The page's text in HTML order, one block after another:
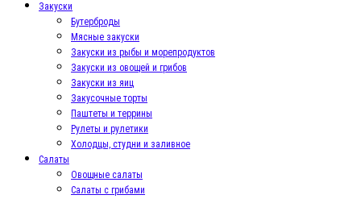
Закуски
Бутерброды
Мясные закуски
Закуски из рыбы и морепродуктов
Закуски из овощей и грибов
Закуски из яиц
Закусочные торты
Паштеты и террины
Рулеты и рулетики
Холодцы, студни и заливное
Салаты
Овощные салаты
Салаты с грибами